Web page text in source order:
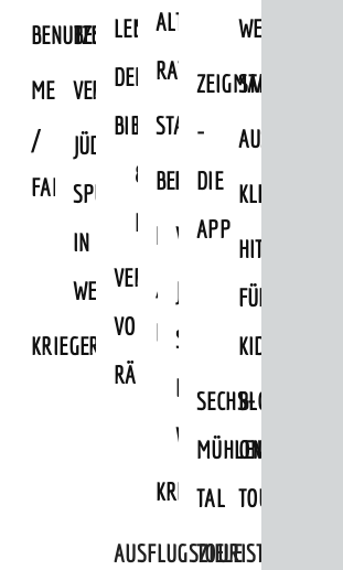
BENUTZUNG
MELDEKARTEI
/
FAMILIENFORSCHUNG
BESTANDSÜBERSICHT
VERÖFFENTLICHUNGEN
JÜDISCHE
SPUREN
IN
WEINHEIM
KRIEGERDENKMAL
LEIHVERKEHR
DER
BIBLIOTHEK
SERVICE
FÜR
LEHRER/INNEN
&
ERZIEHER/INNEN
VERMIETUNG
VON
RÄUMEN
ALTEN
RATHAUS
STADTARCHIV
BENUTZUNG
MELDEKARTEI
/
FAMILIENFORSCHUNG
JÜDISCHE
SPUREN
IN
WEINHEIM
KRIEGERDENKMAL
WEG
ZEIGMAL
-
DIE
APP
STADTTEILE
HITS
FÜR
KIDS
SECHS-
MÜHLEN-
TAL
BLOGGER
ON
TOUR
AUSFLUGSZIELE
TOURIST
Bauprojekte
Beteiligungen in der
/